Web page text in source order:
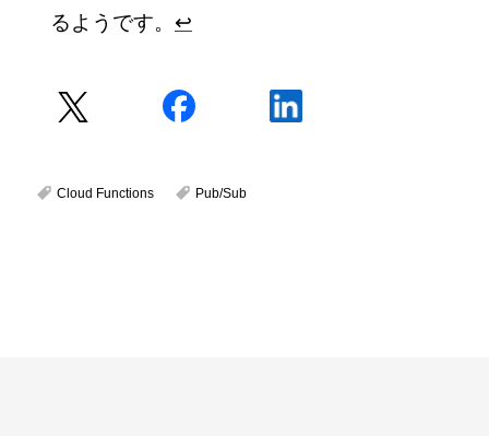
るようです。 ↩
Cloud Functions Pub/Sub